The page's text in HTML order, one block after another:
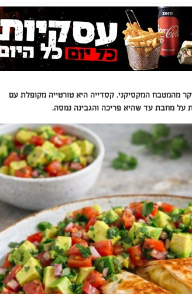
מהמטבח המקסיקני. קסדייה היא טורטייה מקופלת עם
על מחבת עד שהיא פריכה והגבינה נמסה.